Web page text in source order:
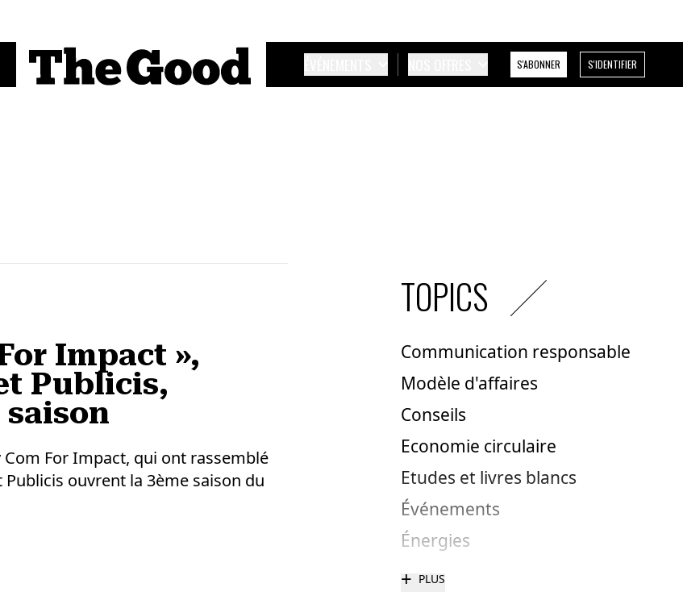
S'ABONNER S'IDENTIFIER
Impact »,
Publicis,
For Impact, qui ont rassemblé
ouvrent la 3ème saison du
TOPICS
Communication responsable
Modèle d'affaires
Conseils
Economie circulaire
Etudes et livres blancs
Événements
Énergies
+ PLUS